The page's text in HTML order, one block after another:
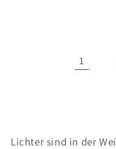
1
Lichter sind in der